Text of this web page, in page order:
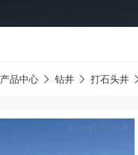
产品中心 钻井 打石头井